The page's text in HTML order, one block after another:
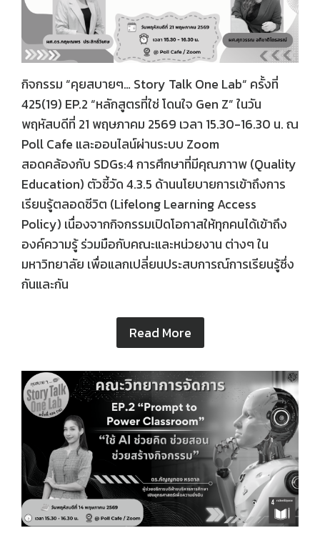
กิจกรรม “คุยสบายๆ… Story Talk One Lab“ ครั้งที่
425(19) EP.2 “หลักสูตรที่ใช่ โดนใจ Gen Z” ในวัน
พฤหัสบดีที่ 21 พฤษภาคม 2569 เวลา 15.30-16.30 น. ณ
Poll Cafe และออนไลน์ผ่านระบบ Zoom
สอดคล้องกับ SDGs:4 การศึกษาที่มีคุณภาาพ (Quality
Education) ตัวชี้วัด 4.3.5 ด้านนโยบายการเข้าถึงการ
เรียนรู้ตลอดชีวิต (Lifelong Learning Access
Policy) เนื่องจากกิจกรรมเปิดโอกาสให้ทุกคนได้เข้าถึง
องค์ความรู้ ร่วมมือกับคณะและหน่วยงาน ต่างๆ ใน
มหาวิทยาลัย เพื่อแลกเปลี่ยนประสบการณ์การเรียนรู้ซึ่ง
กันและกัน
Read More